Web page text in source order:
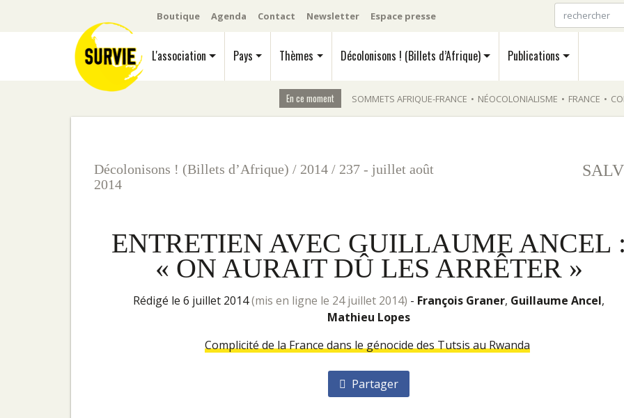
Boutique Agenda Contact Newsletter Espace presse
L'association Pays Thèmes Décolonisons ! (Billets d’Afrique) Publications
En ce moment SOMMETS AFRIQUE-FRANCE • NÉOCOLONIALISME • FRANCE •
Décolonisons ! (Billets d’Afrique) / 2014 / 237 - juillet août
2014
ENTRETIEN AVEC GUILLAUME ANCEL :
« ON AURAIT DÛ LES ARRÊTER »
rédigé le 6 juillet 2014(mis en ligne le 24 juillet 2014) - François Graner, Guillaume Ancel,
Mathieu Lopes
Complicité de la France dans le génocide des Tutsis au Rwanda
Partager